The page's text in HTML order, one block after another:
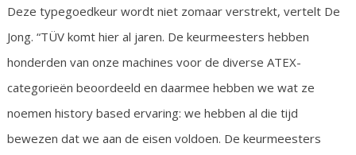
Deze typegoedkeur wordt niet zomaar verstrekt, vertelt De
Jong. “TÜV komt hier al jaren. De keurmeesters hebben
honderden van onze machines voor de diverse ATEX-
categorieën beoordeeld en daarmee hebben we wat ze
noemen history based ervaring: we hebben al die tijd
bewezen dat we aan de eisen voldoen. De keurmeesters